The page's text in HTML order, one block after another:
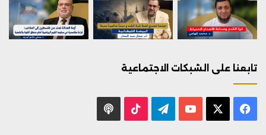
تابعنا على الشبكات الاجتماعية
فيسبوك يوتيوب تيلقرام ‫TikTok